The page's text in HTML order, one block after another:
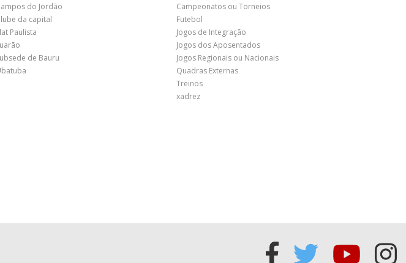
do Jordão
da capital
Paulista
de Bauru
Campeonatos ou Torneios
Futebol
Jogos de Integração
Jogos dos Aposentados
Jogos Regionais ou Nacionais
Quadras Externas
Treinos
xadrez
Acessar
Acessar